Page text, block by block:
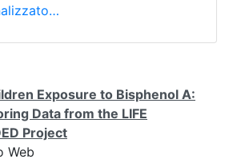
Exposure to Bisphenol A:
Data from the LIFE
Project
Web